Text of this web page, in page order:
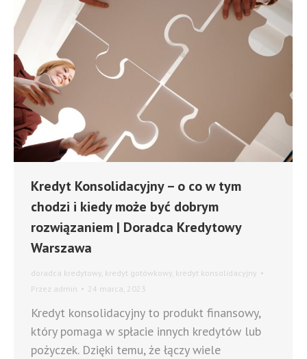
Kredyt Konsolidacyjny – o co w tym
chodzi i kiedy może być dobrym
rozwiązaniem | Doradca Kredytowy
Warszawa
doradca kredytowy kredyt gotówkowy kredyt konsolidacyjny
Przez admin 24 marca, 2023
Kredyt konsolidacyjny to produkt finansowy,
który pomaga w spłacie innych kredytów lub
pożyczek. Dzięki temu, że łączy wiele